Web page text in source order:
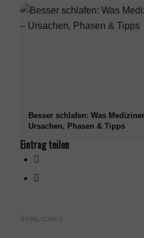
Besser schlafen: Was
Ursachen, Phasen & Tipps
Eintrag teilen
ÄHNLICHES